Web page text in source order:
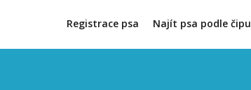
Registrace psa Najít psa podle čipu